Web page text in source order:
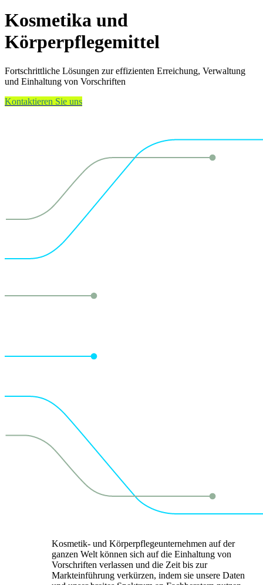
Kosmetika und
Körperpflegemittel
Fortschrittliche Lösungen zur effizienten Erreichung, Verwaltung
und Einhaltung von Vorschriften
Kontaktieren Sie uns
Kosmetik- und Körperpflegeunternehmen auf der
ganzen Welt können sich auf die Einhaltung von
Vorschriften verlassen und die Zeit bis zur
Markteinführung verkürzen, indem sie unsere Daten